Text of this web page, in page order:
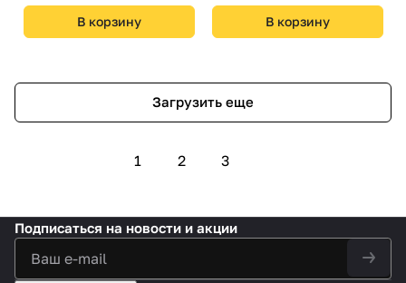
В корзину В корзину
Загрузить еще
1 2 3
Подписаться на новости и акции